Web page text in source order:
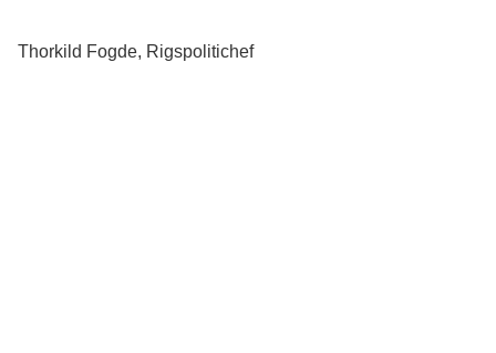
Thorkild Fogde, Rigspolitichef